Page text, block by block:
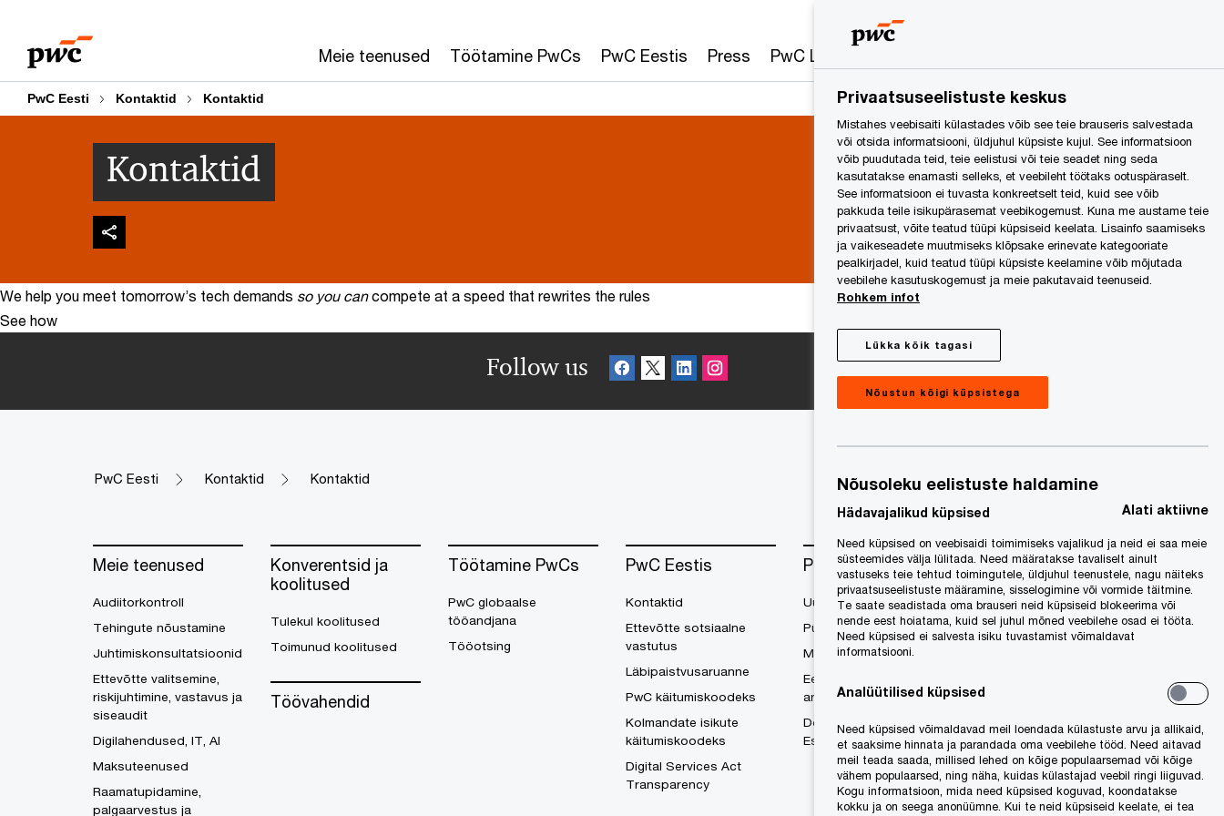
content
footer
Meie teenused Töötamine PwCs PwC Eestis Press PwC Legal Services
PwC Eesti Kontaktid Kontaktid
Kontaktid
We help you meet tomorrow’s tech demands so you can compete at a speed that rewrites the rules
See how
Follow us
PwC Eesti Kontaktid Kontaktid
Meie teenused
Audiitorkontroll
Tehingute nõustamine
Juhtimiskonsultatsioonid
Ettevõtte valitsemine,
riskijuhtimine, vastavus ja
siseaudit
Digilahendused, IT, AI
Maksuteenused
Raamatupidamine,
palgaarvestus ja
Konverentsid ja
koolitused
Tulekul koolitused
Toimunud koolitused
Töövahendid
Töötamine PwCs
PwC globaalse
tööandjana
Tööotsing
PwC Eestis
Kontaktid
Ettevõtte sotsiaalne
vastutus
Läbipaistvusaruanne
PwC käitumiskoodeks
Kolmandate isikute
käitumiskoodeks
Digital Services Act
Transparency
Press
Uudised
Publikatsioonid
Maksuteated
Eesti tippjuhtide
arvamusuuringud
Doing Business in
Estonia
Privaatsuseelistuste keskus
Mistahes veebisaiti külastades võib see teie brauseris salvestada
või otsida informatsiooni, üldjuhul küpsiste kujul. See informatsioon
võib puudutada teid, teie eelistusi või teie seadet ning seda
kasutatakse enamasti selleks, et veebileht töötaks ootuspäraselt.
See informatsioon ei tuvasta konkreetselt teid, kuid see võib
pakkuda teile isikupärasemat veebikogemust. Kuna me austame teie
privaatsust, võite teatud tüüpi küpsiseid keelata. Lisainfo saamiseks
ja vaikeseadete muutmiseks klõpsake erinevate kategooriate
pealkirjadel, kuid teatud tüüpi küpsiste keelamine võib mõjutada
veebilehe kasutuskogemust ja meie pakutavaid teenuseid.
Rohkem infot
Lükka kõik tagasi
Nõustun kõigi küpsistega
Nõusoleku eelistuste haldamine
Hädavajalikud küpsised Alati aktiivne
Need küpsised on veebisaidi toimimiseks vajalikud ja neid ei saa meie
süsteemides välja lülitada. Need määratakse tavaliselt ainult
vastuseks teie tehtud toimingutele, üldjuhul teenustele, nagu näiteks
privaatsuseelistuste määramine, sisselogimine või vormide täitmine.
Te saate seadistada oma brauseri neid küpsiseid blokeerima või
nende eest hoiatama, kuid sel juhul mõned veebilehe osad ei tööta.
Need küpsised ei salvesta isiku tuvastamist võimaldavat
informatsiooni.
Analüütilised küpsised
Need küpsised võimaldavad meil loendada külastuste arvu ja allikaid,
et saaksime hinnata ja parandada oma veebilehe tööd. Need aitavad
meil teada saada, millised lehed on kõige populaarsemad või kõige
vähem populaarsed, ning näha, kuidas külastajad veebil ringi liiguvad.
Kogu informatsioon, mida need küpsised koguvad, koondatakse
kokku ja on seega anonüümne. Kui te neid küpsiseid keelate, ei tea